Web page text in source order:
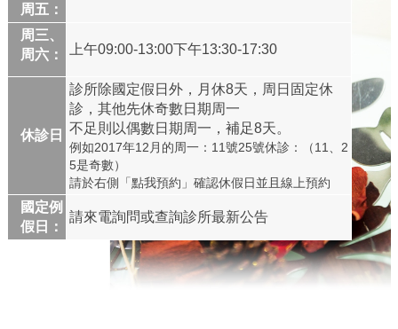
周五：
周三、
周六：
上午09:00-13:00下午13:30-17:30
休診日
診所除國定假日外，月休8天，周日固定休
診，其他先休奇數日期周一
不足則以偶數日期周一，補足8天。
例如2017年12月的周一：11號25號休診：（11、 2
5是奇數）
請於右側「點我預約」確認休假日並且線上預約
國定例
假日：
請來電詢問或查詢診所最新公告